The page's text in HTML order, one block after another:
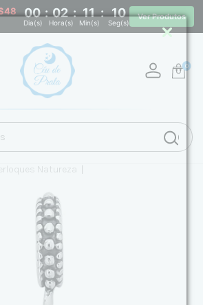
00 : 02 : 11 : 09
Dia(s) Hora(s) Min(s) Seg(s)
Ver Produtos
0
Natureza